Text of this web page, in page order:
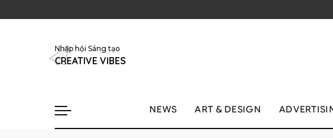
Nhập hội Sáng tạo
CREATIVE VIBES
NEWS ART & DESIGN